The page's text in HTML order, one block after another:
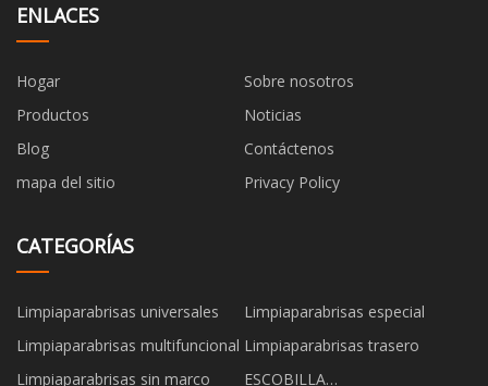
ENLACES
Hogar
Sobre nosotros
Productos
Noticias
Blog
Contáctenos
mapa del sitio
Privacy Policy
CATEGORÍAS
Limpiaparabrisas universales
Limpiaparabrisas especial
Limpiaparabrisas multifuncional Limpiaparabrisas trasero
Limpiaparabrisas sin marco
ESCOBILLA